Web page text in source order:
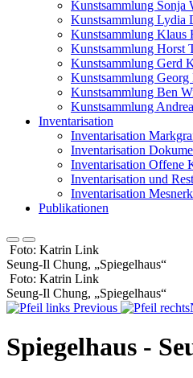
Kunstsammlung Sonja
Kunstsammlung Lydia
Kunstsammlung Klaus
Kunstsammlung Horst
Kunstsammlung Gerd
Kunstsammlung Georg
Kunstsammlung Ben
Kunstsammlung
Inventarisation
Inventarisation
Inventarisation
Inventarisation Offene
Inventarisation und
Inventarisation
Publikationen
Foto: Katrin Link
Seung-Il Chung, „Spiegelhaus“
Foto: Katrin Link
Seung-Il Chung, „Spiegelhaus“
Previous
Spiegelhaus -